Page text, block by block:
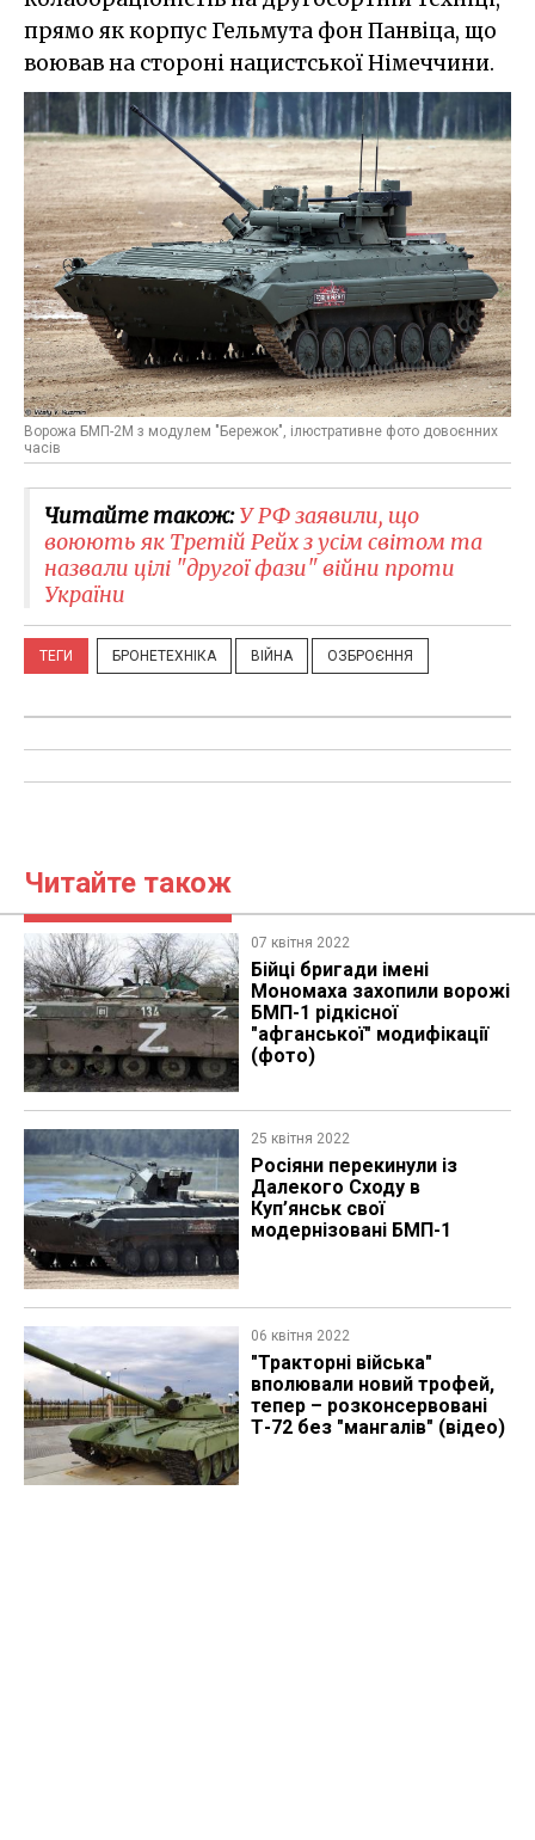
прямо як корпус Гельмута фон Панвіца, що
воював на стороні нацистської Німеччини.
Ворожа БМП-2М з модулем "Бережок", ілюстративне фото довоєнних
часів
Читайте також:У РФ заявили, що
воюють як Третій Рейх з усім світом та
назвали цілі "другої фази" війни проти
України
ТЕГИ БРОНЕТЕХНІКА ВІЙНА ОЗБРОЄННЯ
Читайте також
07 квітня 2022
Бійці бригади імені
Мономаха захопили ворожі
БМП-1 рідкісної
"афганської" модифікації
(фото)
25 квітня 2022
Росіяни перекинули із
Далекого Сходу в
Куп’янськ свої
модернізовані БМП-1
06 квітня 2022
"Тракторні війська"
вполювали новий трофей,
тепер – розконсервовані
Т-72 без "мангалів" (відео)